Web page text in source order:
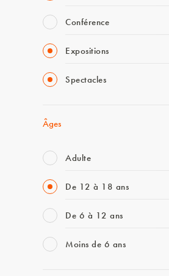
Conférence
Expositions
Spectacles
Âges
Adulte
De 12 à 18 ans
De 6 à 12 ans
Moins de 6 ans